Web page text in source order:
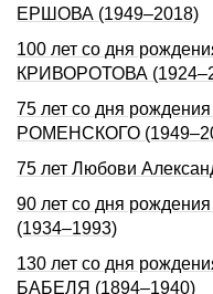
ЕРШОВА (1949–2018)
100 лет со дня
КРИВОРОТОВА
75 лет со дня
РОМЕНСКОГО
75 лет Любови
90 лет со дня
(1934–1993)
130 лет со дня
БАБЕЛЯ (1894–1940)